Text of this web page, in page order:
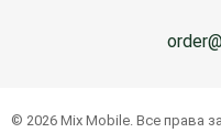
© 2026 Mix Mobile. Все права